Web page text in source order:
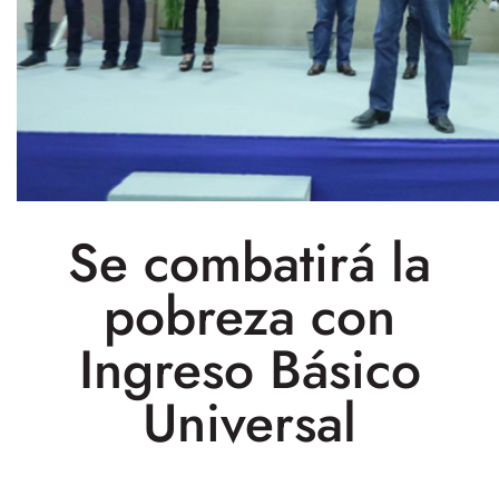
Se combatirá la
pobreza con
Ingreso Básico
Universal